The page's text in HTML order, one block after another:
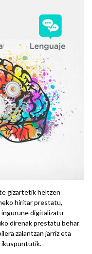
gizartetik heltzen
hiritar prestatu,
digitalizatu
direnak prestatu behar
zalantzan jarriz eta
ikuspuntutik.